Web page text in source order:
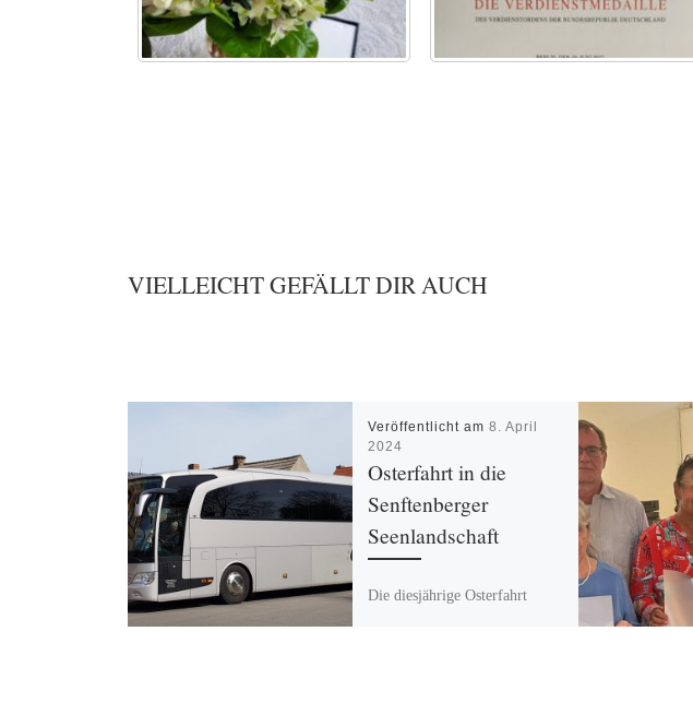
VIELLEICHT GEFÄLLT DIR AUCH
Veröffentlicht am8. April
2024
Osterfahrt in die
Senftenberger
Seenlandschaft
Die diesjährige Osterfahrt